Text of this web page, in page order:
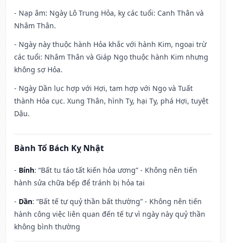
- Nạp âm: Ngày Lô Trung Hỏa, kỵ các tuổi: Canh Thân và
Nhâm Thân.
- Ngày này thuộc hành Hỏa khắc với hành Kim, ngoại trừ
các tuổi: Nhâm Thân và Giáp Ngọ thuộc hành Kim nhưng
không sợ Hỏa.
- Ngày Dần lục hợp với Hợi, tam hợp với Ngọ và Tuất
thành Hỏa cục. Xung Thân, hình Tỵ, hại Tỵ, phá Hợi, tuyệt
Dậu.
Bành Tổ Bách Kỵ Nhật
- Bính: “Bất tu táo tất kiến hỏa ương” - Không nên tiến
hành sửa chữa bếp để tránh bị hỏa tai
- Dần: “Bất tế tự quỷ thần bất thường” - Không nên tiến
hành công việc liên quan đến tế tự vì ngày này quỷ thần
không bình thường